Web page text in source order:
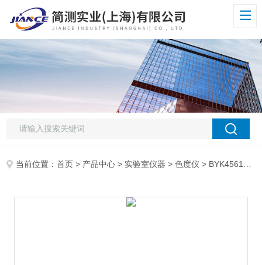
当前位置：首页 > 产品中心 > 实验室仪器 >色度仪 > BYK4561微型光泽仪60度光泽度